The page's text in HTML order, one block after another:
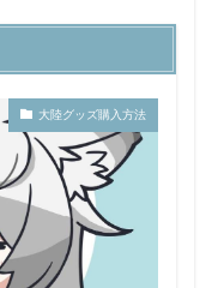
大陸グッズ購入方法